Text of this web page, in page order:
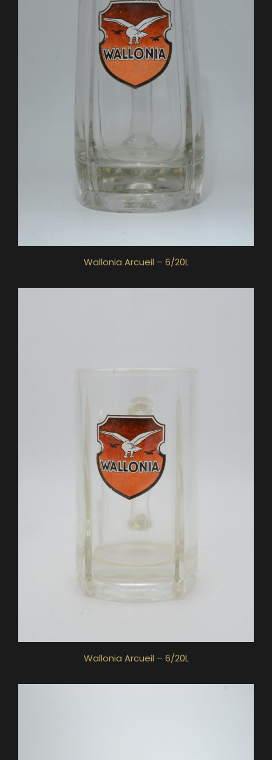
Wallonia Arcueil – 6/20L
Wallonia Arcueil – 6/20L